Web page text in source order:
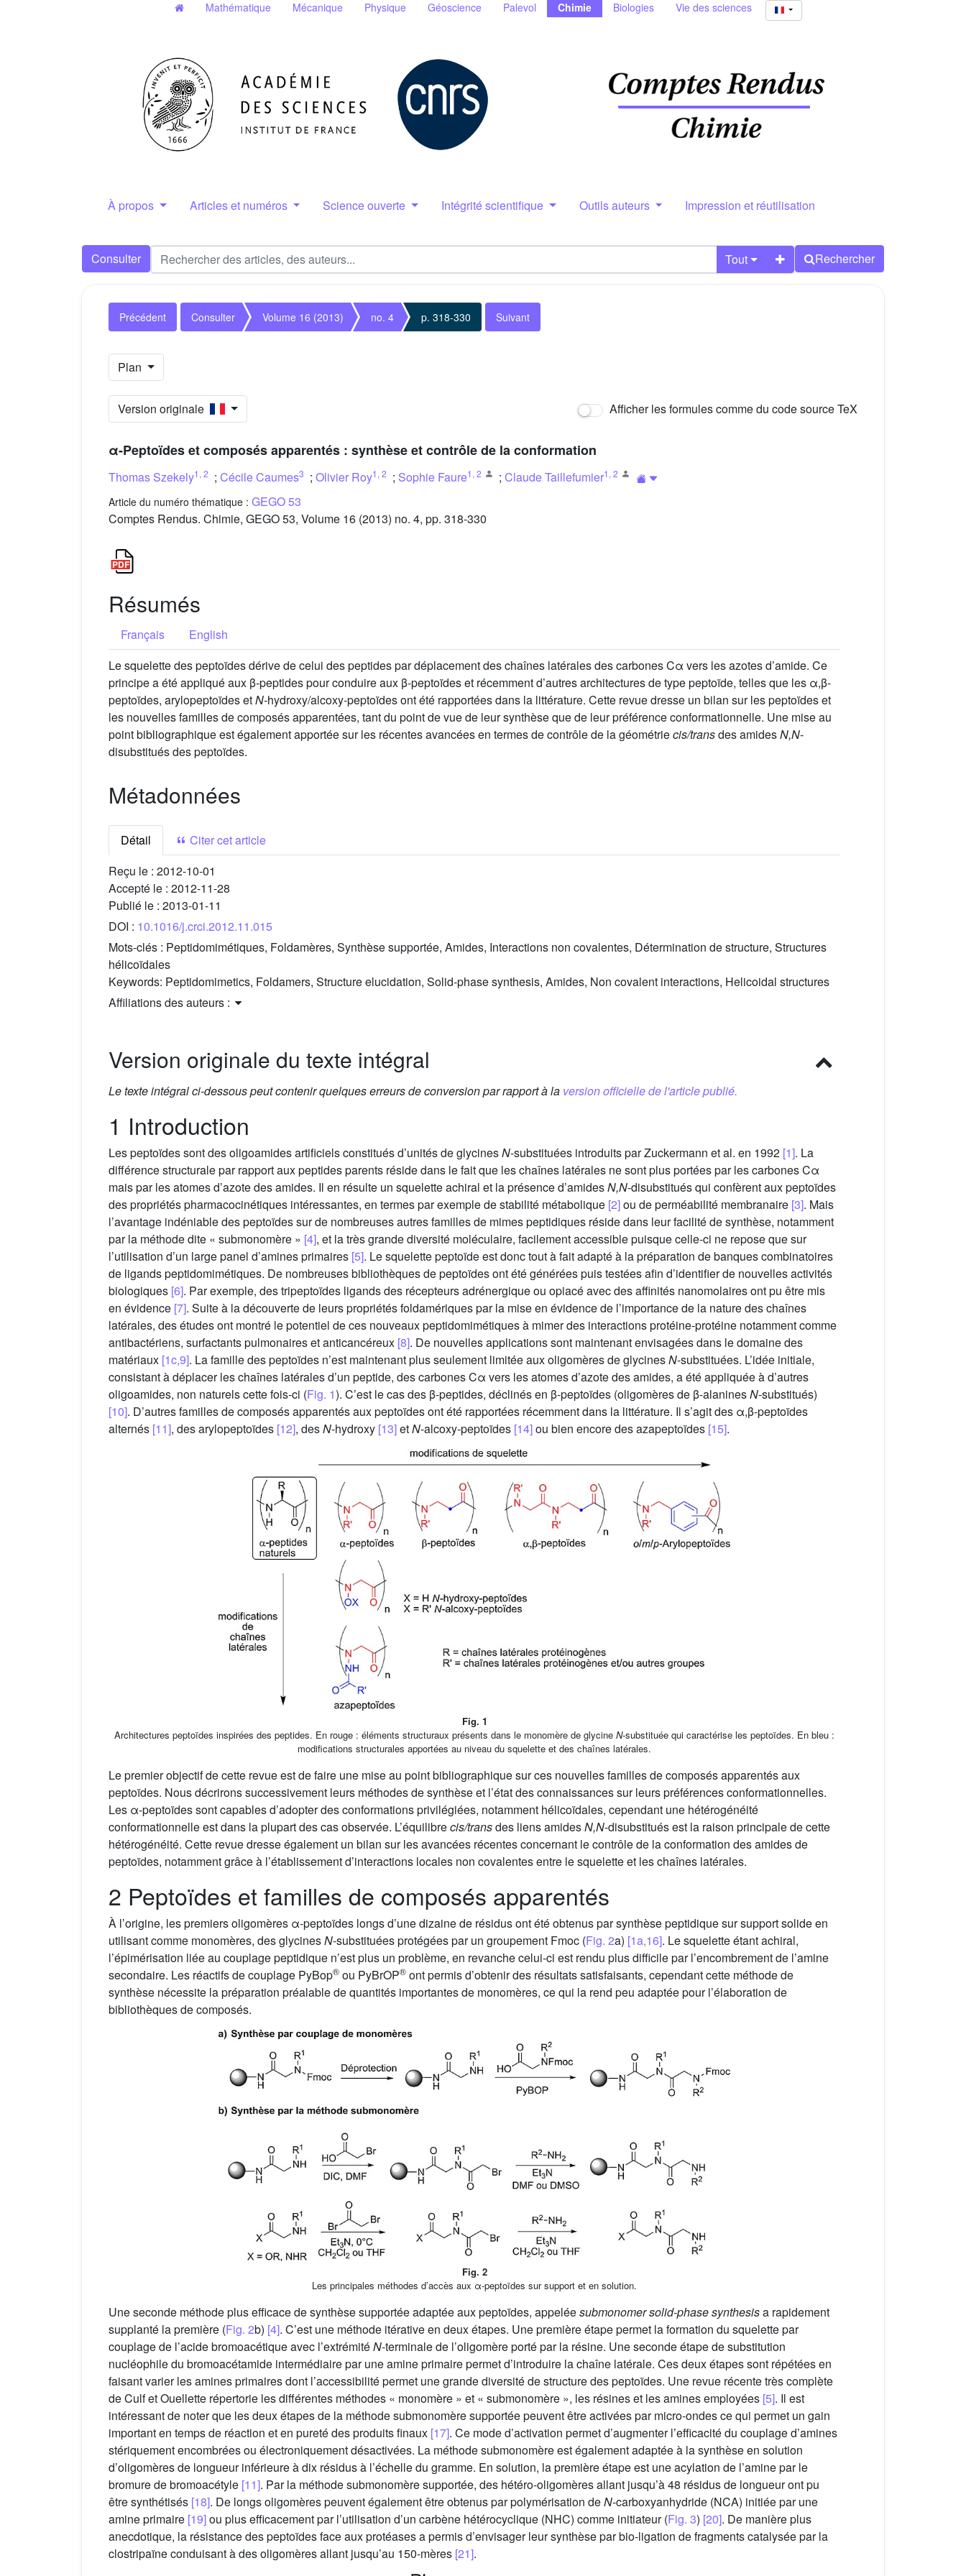
Mathématique Mécanique Physique Géoscience Palevol Chimie Biologies Vie des sciences
À propos Articles et numéros Science ouverte Intégrité scientifique Outils auteurs Impression et réutilisation
Consulter Tout Rechercher
Précédent Consulter Volume 16 (2013) no. 4 p. 318-330 Suivant
Plan
Version originale Afficher les formules comme du code source TeX
α-Peptoïdes et composés apparentés : synthèse et contrôle de la conformation
Thomas Szekely1 , 2 ; Cécile Caumes3 ; Olivier Roy1 , 2 ; Sophie Faure1 , 2 ; Claude Taillefumier1 , 2
Article du numéro thématique : GEGO 53
Comptes Rendus. Chimie, GEGO 53, Volume 16 (2013) no. 4, pp. 318-330
Résumés
Français
English
Le squelette des peptoïdes dérive de celui des peptides par déplacement des chaînes latérales des carbones Cα vers les azotes d’amide. Ce
principe a été appliqué aux β-peptides pour conduire aux β-peptoïdes et récemment d’autres architectures de type peptoïde, telles que les α,β-
peptoïdes, arylopeptoïdes etN-hydroxy/alcoxy-peptoïdes ont été rapportées dans la littérature. Cette revue dresse un bilan sur les peptoïdes et
les nouvelles familles de composés apparentées, tant du point de vue de leur synthèse que de leur préférence conformationnelle. Une mise au
point bibliographique est également apportée sur les récentes avancées en termes de contrôle de la géométriecis/transdes amidesN,N-
disubstitués des peptoïdes.
Métadonnées
Détail
Citer cet article
Reçu le : 2012-10-01
Accepté le : 2012-11-28
Publié le : 2013-01-11
DOI : 10.1016/j.crci.2012.11.015
Mots-clés : Peptidomimétiques, Foldamères, Synthèse supportée, Amides, Interactions non covalentes, Détermination de structure, Structures
hélicoïdales
Keywords: Peptidomimetics, Foldamers, Structure elucidation, Solid-phase synthesis, Amides, Non covalent interactions, Helicoidal structures
Affiliations des auteurs :
Version originale du texte intégral
Le texte intégral ci-dessous peut contenir quelques erreurs de conversion par rapport à la version officielle de l'article publié.
1 Introduction
Les peptoïdes sont des oligoamides artificiels constitués d’unités de glycinesN-substituées introduits par Zuckermann et al. en 1992 [1]. La
différence structurale par rapport aux peptides parents réside dans le fait que les chaînes latérales ne sont plus portées par les carbones Cα
mais par les atomes d’azote des amides. Il en résulte un squelette achiral et la présence d’amidesN,N-disubstitués qui confèrent aux peptoïdes
des propriétés pharmacocinétiques intéressantes, en termes par exemple de stabilité métabolique [2]ou de perméabilité membranaire [3]. Mais
l’avantage indéniable des peptoïdes sur de nombreuses autres familles de mimes peptidiques réside dans leur facilité de synthèse, notamment
par la méthode dite « submonomère » [4], et la très grande diversité moléculaire, facilement accessible puisque celle-ci ne repose que sur
l’utilisation d’un large panel d’amines primaires [5]. Le squelette peptoïde est donc tout à fait adapté à la préparation de banques combinatoires
de ligands peptidomimétiques. De nombreuses bibliothèques de peptoïdes ont été générées puis testées afin d’identifier de nouvelles activités
biologiques [6]. Par exemple, des tripeptoïdes ligands des récepteurs adrénergique ou opiacé avec des affinités nanomolaires ont pu être mis
en évidence [7]. Suite à la découverte de leurs propriétés foldamériques par la mise en évidence de l’importance de la nature des chaînes
latérales, des études ont montré le potentiel de ces nouveaux peptidomimétiques à mimer des interactions protéine-protéine notamment comme
antibactériens, surfactants pulmonaires et anticancéreux [8]. De nouvelles applications sont maintenant envisagées dans le domaine des
matériaux [1c,9]. La famille des peptoïdes n’est maintenant plus seulement limitée aux oligomères de glycinesN-substituées. L’idée initiale,
consistant à déplacer les chaînes latérales d’un peptide, des carbones Cα vers les atomes d’azote des amides, a été appliquée à d’autres
oligoamides, non naturels cette fois-ci (Fig. 1). C’est le cas des β-peptides, déclinés en β-peptoïdes (oligomères de β-alaninesN-substitués)
[10]. D’autres familles de composés apparentés aux peptoïdes ont été rapportées récemment dans la littérature. Il s’agit des α,β-peptoïdes
alternés [11], des arylopeptoïdes [12], desN-hydroxy [13]etN-alcoxy-peptoïdes [14]ou bien encore des azapeptoïdes [15].
Fig. 1
Architectures peptoïdes inspirées des peptides. En rouge : éléments structuraux présents dans le monomère de glycine N-substituée qui caractérise les peptoïdes. En bleu :
modifications structurales apportées au niveau du squelette et des chaînes latérales.
Le premier objectif de cette revue est de faire une mise au point bibliographique sur ces nouvelles familles de composés apparentés aux
peptoïdes. Nous décrirons successivement leurs méthodes de synthèse et l’état des connaissances sur leurs préférences conformationnelles.
Les α-peptoïdes sont capables d’adopter des conformations privilégiées, notamment hélicoïdales, cependant une hétérogénéité
conformationnelle est dans la plupart des cas observée. L’équilibrecis/transdes liens amidesN,N-disubstitués est la raison principale de cette
hétérogénéité. Cette revue dresse également un bilan sur les avancées récentes concernant le contrôle de la conformation des amides de
peptoïdes, notamment grâce à l’établissement d’interactions locales non covalentes entre le squelette et les chaînes latérales.
2 Peptoïdes et familles de composés apparentés
À l’origine, les premiers oligomères α-peptoïdes longs d’une dizaine de résidus ont été obtenus par synthèse peptidique sur support solide en
utilisant comme monomères, des glycinesN-substituées protégées par un groupement Fmoc (Fig. 2a) [1a,16]. Le squelette étant achiral,
l’épimérisation liée au couplage peptidique n’est plus un problème, en revanche celui-ci est rendu plus difficile par l’encombrement de l’amine
secondaire. Les réactifs de couplage PyBop® ou PyBrOP® ont permis d’obtenir des résultats satisfaisants, cependant cette méthode de
synthèse nécessite la préparation préalable de quantités importantes de monomères, ce qui la rend peu adaptée pour l’élaboration de
bibliothèques de composés.
Fig. 2
Les principales méthodes d’accès aux α-peptoïdes sur support et en solution.
Une seconde méthode plus efficace de synthèse supportée adaptée aux peptoïdes, appeléesubmonomer solid-phase synthesisa rapidement
supplanté la première (Fig. 2b) [4]. C’est une méthode itérative en deux étapes. Une première étape permet la formation du squelette par
couplage de l’acide bromoacétique avec l’extrémitéN-terminale de l’oligomère porté par la résine. Une seconde étape de substitution
nucléophile du bromoacétamide intermédiaire par une amine primaire permet d’introduire la chaîne latérale. Ces deux étapes sont répétées en
faisant varier les amines primaires dont l’accessibilité permet une grande diversité de structure des peptoïdes. Une revue récente très complète
de Culf et Ouellette répertorie les différentes méthodes « monomère » et « submonomère », les résines et les amines employées [5]. Il est
intéressant de noter que les deux étapes de la méthode submonomère supportée peuvent être activées par micro-ondes ce qui permet un gain
important en temps de réaction et en pureté des produits finaux [17]. Ce mode d’activation permet d’augmenter l’efficacité du couplage d’amines
stériquement encombrées ou électroniquement désactivées. La méthode submonomère est également adaptée à la synthèse en solution
d’oligomères de longueur inférieure à dix résidus à l’échelle du gramme. En solution, la première étape est une acylation de l’amine par le
bromure de bromoacétyle [11]. Par la méthode submonomère supportée, des hétéro-oligomères allant jusqu’à 48 résidus de longueur ont pu
être synthétisés [18]. De longs oligomères peuvent également être obtenus par polymérisation deN-carboxyanhydride (NCA) initiée par une
amine primaire [19]ou plus efficacement par l’utilisation d’un carbène hétérocyclique (NHC) comme initiateur (Fig. 3) [20]. De manière plus
anecdotique, la résistance des peptoïdes face aux protéases a permis d’envisager leur synthèse par bio-ligation de fragments catalysée par la
clostripaïne conduisant à des oligomères allant jusqu’au 150-mères [21].